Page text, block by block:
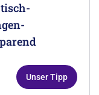
Unser Tipp